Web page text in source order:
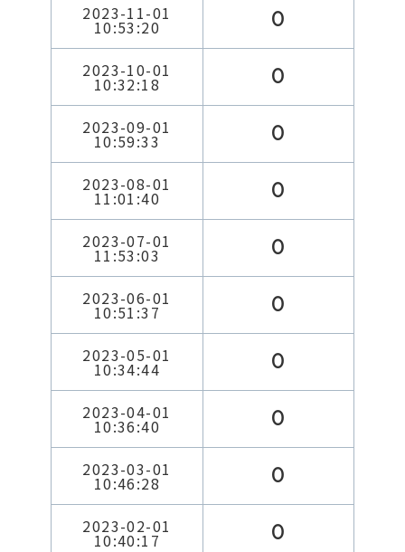
2023-11-01
10:53:20 0
2023-10-01
10:32:18 0
2023-09-01
10:59:33 0
2023-08-01
11:01:40 0
2023-07-01
11:53:03 0
2023-06-01
10:51:37 0
2023-05-01
10:34:44 0
2023-04-01
10:36:40 0
2023-03-01
10:46:28 0
2023-02-01
10:40:17 0